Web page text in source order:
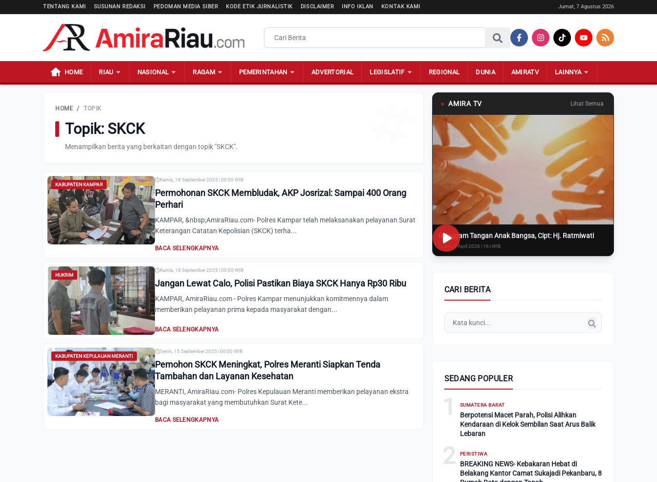
TENTANG KAMI SUSUNAN REDAKSI PEDOMAN MEDIA SIBER KODE ETIK JURNALISTIK DISCLAIMER INFO IKLAN KONTAK KAMI Jumat, 7 Agustus 2026
HOME RIAU NASIONAL RAGAM PEMERINTAHAN ADVERTORIAL LEGISLATIF REGIONAL DUNIA AMIRATV LAINNYA
HOME / TOPIK
Topik: SKCK
Menampilkan berita yang berkaitan dengan topik "SKCK".
KABUPATEN KAMPAR
Kamis, 18 September 2025 | 00:00 WIB
Permohonan SKCK Membludak, AKP Josrizal: Sampai 400 Orang
Perhari
KAMPAR, &nbsp;AmiraRiau.com- Polres Kampar telah melaksanakan pelayanan Surat
Keterangan Catatan Kepolisian (SKCK) terha...
BACA SELENGKAPNYA
HUKRIM
Kamis, 18 September 2025 | 00:00 WIB
Jangan Lewat Calo, Polisi Pastikan Biaya SKCK Hanya Rp30 Ribu
KAMPAR, AmiraRiau.com - Polres Kampar menunjukkan komitmennya dalam
memberikan pelayanan prima kepada masyarakat dengan...
BACA SELENGKAPNYA
KABUPATEN KEPULAUAN MERANTI
Senin, 15 September 2025 | 00:00 WIB
Pemohon SKCK Meningkat, Polres Meranti Siapkan Tenda
Tambahan dan Layanan Kesehatan
MERANTI, AmiraRiau.com- Polres Kepulauan Meranti memberikan pelayanan ekstra
bagi masyarakat yang membutuhkan Surat Kete...
BACA SELENGKAPNYA
● AMIRA TV Lihat Semua
Genggam Tangan Anak Bangsa, Cipt: Hj. Ratmiwati
Rabu, 8 April 2026 | 16:i WIB
CARI BERITA
SEDANG POPULER
1 SUMATERA BARAT
Berpotensi Macet Parah, Polisi Alihkan
Kendaraan di Kelok Sembilan Saat Arus Balik
Lebaran
2 PERISTIWA
BREAKING NEWS- Kebakaran Hebat di
Belakang Kantor Camat Sukajadi Pekanbaru, 8